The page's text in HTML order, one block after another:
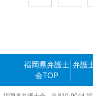
福岡県弁護士
会TOP
弁護